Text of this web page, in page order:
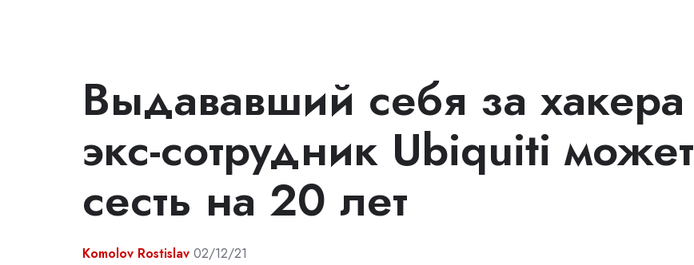
Выдававший себя за хакера
экс-сотрудник Ubiquiti может
сесть на 20 лет
Komolov Rostislav 02/12/21